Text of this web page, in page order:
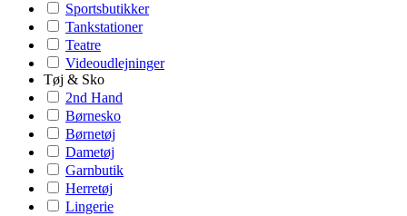
Sportsbutikker
Tankstationer
Teatre
Videoudlejninger
Tøj & Sko
2nd Hand
Børnesko
Børnetøj
Dametøj
Garnbutik
Herretøj
Lingerie